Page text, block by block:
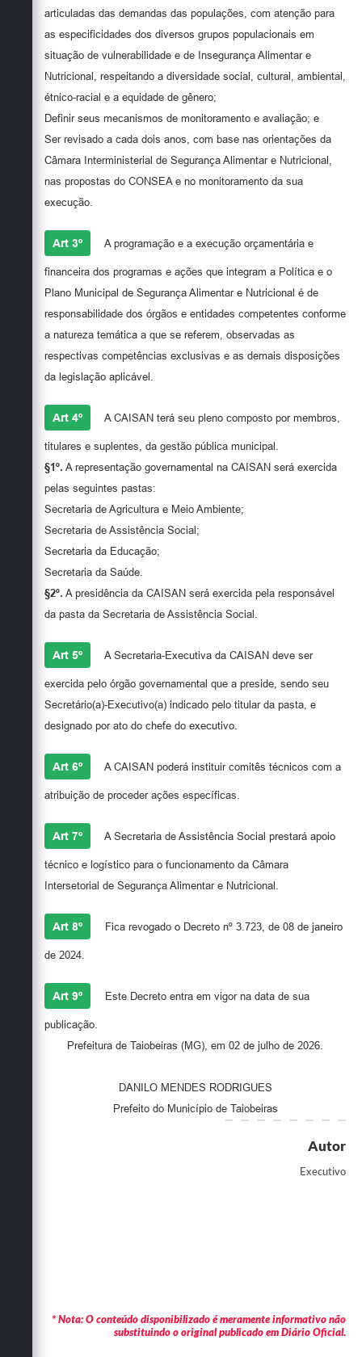
articuladas das demandas das populações, com atenção para
as especificidades dos diversos grupos populacionais em
situação de vulnerabilidade e de Insegurança Alimentar e
Nutricional, respeitando a diversidade social, cultural, ambiental,
étnico-racial e a equidade de gênero;
Definir seus mecanismos de monitoramento e avaliação; e
Ser revisado a cada dois anos, com base nas orientações da
Câmara Interministerial de Segurança Alimentar e Nutricional,
nas propostas do CONSEA e no monitoramento da sua
execução.
Art 3º A programação e a execução orçamentária e
financeira dos programas e ações que integram a Política e o
Plano Municipal de Segurança Alimentar e Nutricional é de
responsabilidade dos órgãos e entidades competentes conforme
a natureza temática a que se referem, observadas as
respectivas competências exclusivas e as demais disposições
da legislação aplicável.
Art 4º A CAISAN terá seu pleno composto por membros,
titulares e suplentes, da gestão pública municipal.
§1º. A representação governamental na CAISAN será exercida
pelas seguintes pastas:
Secretaria de Agricultura e Meio Ambiente;
Secretaria de Assistência Social;
Secretaria da Educação;
Secretaria da Saúde.
§2º. A presidência da CAISAN será exercida pela responsável
da pasta da Secretaria de Assistência Social.
Art 5º A Secretaria-Executiva da CAISAN deve ser
exercida pelo órgão governamental que a preside, sendo seu
Secretário(a)-Executivo(a) indicado pelo titular da pasta, e
designado por ato do chefe do executivo.
Art 6º A CAISAN poderá instituir comitês técnicos com a
atribuição de proceder ações específicas.
Art 7º A Secretaria de Assistência Social prestará apoio
técnico e logístico para o funcionamento da Câmara
Intersetorial de Segurança Alimentar e Nutricional.
Art 8º Fica revogado o Decreto nº 3.723, de 08 de janeiro
de 2024.
Art 9º Este Decreto entra em vigor na data de sua
publicação.
Prefeitura de Taiobeiras (MG), em 02 de julho de 2026.
DANILO MENDES RODRIGUES
Prefeito do Município de Taiobeiras
Autor
Executivo
* Nota: O conteúdo disponibilizado é meramente informativo não
substituindo o original publicado em Diário Oficial.